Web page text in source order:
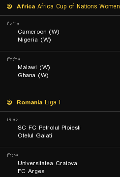
Africa Africa Cup of Nations Women
۲۰:۳۰
Cameroon (W)
Nigeria (W)
۲۳:۳۰
Malawi (W)
Ghana (W)
Romania Liga I
۱۹:۰۰
SC FC Petrolul Ploiesti
Otelul Galati
۲۲:۰۰
Universitatea Craiova
FC Arges